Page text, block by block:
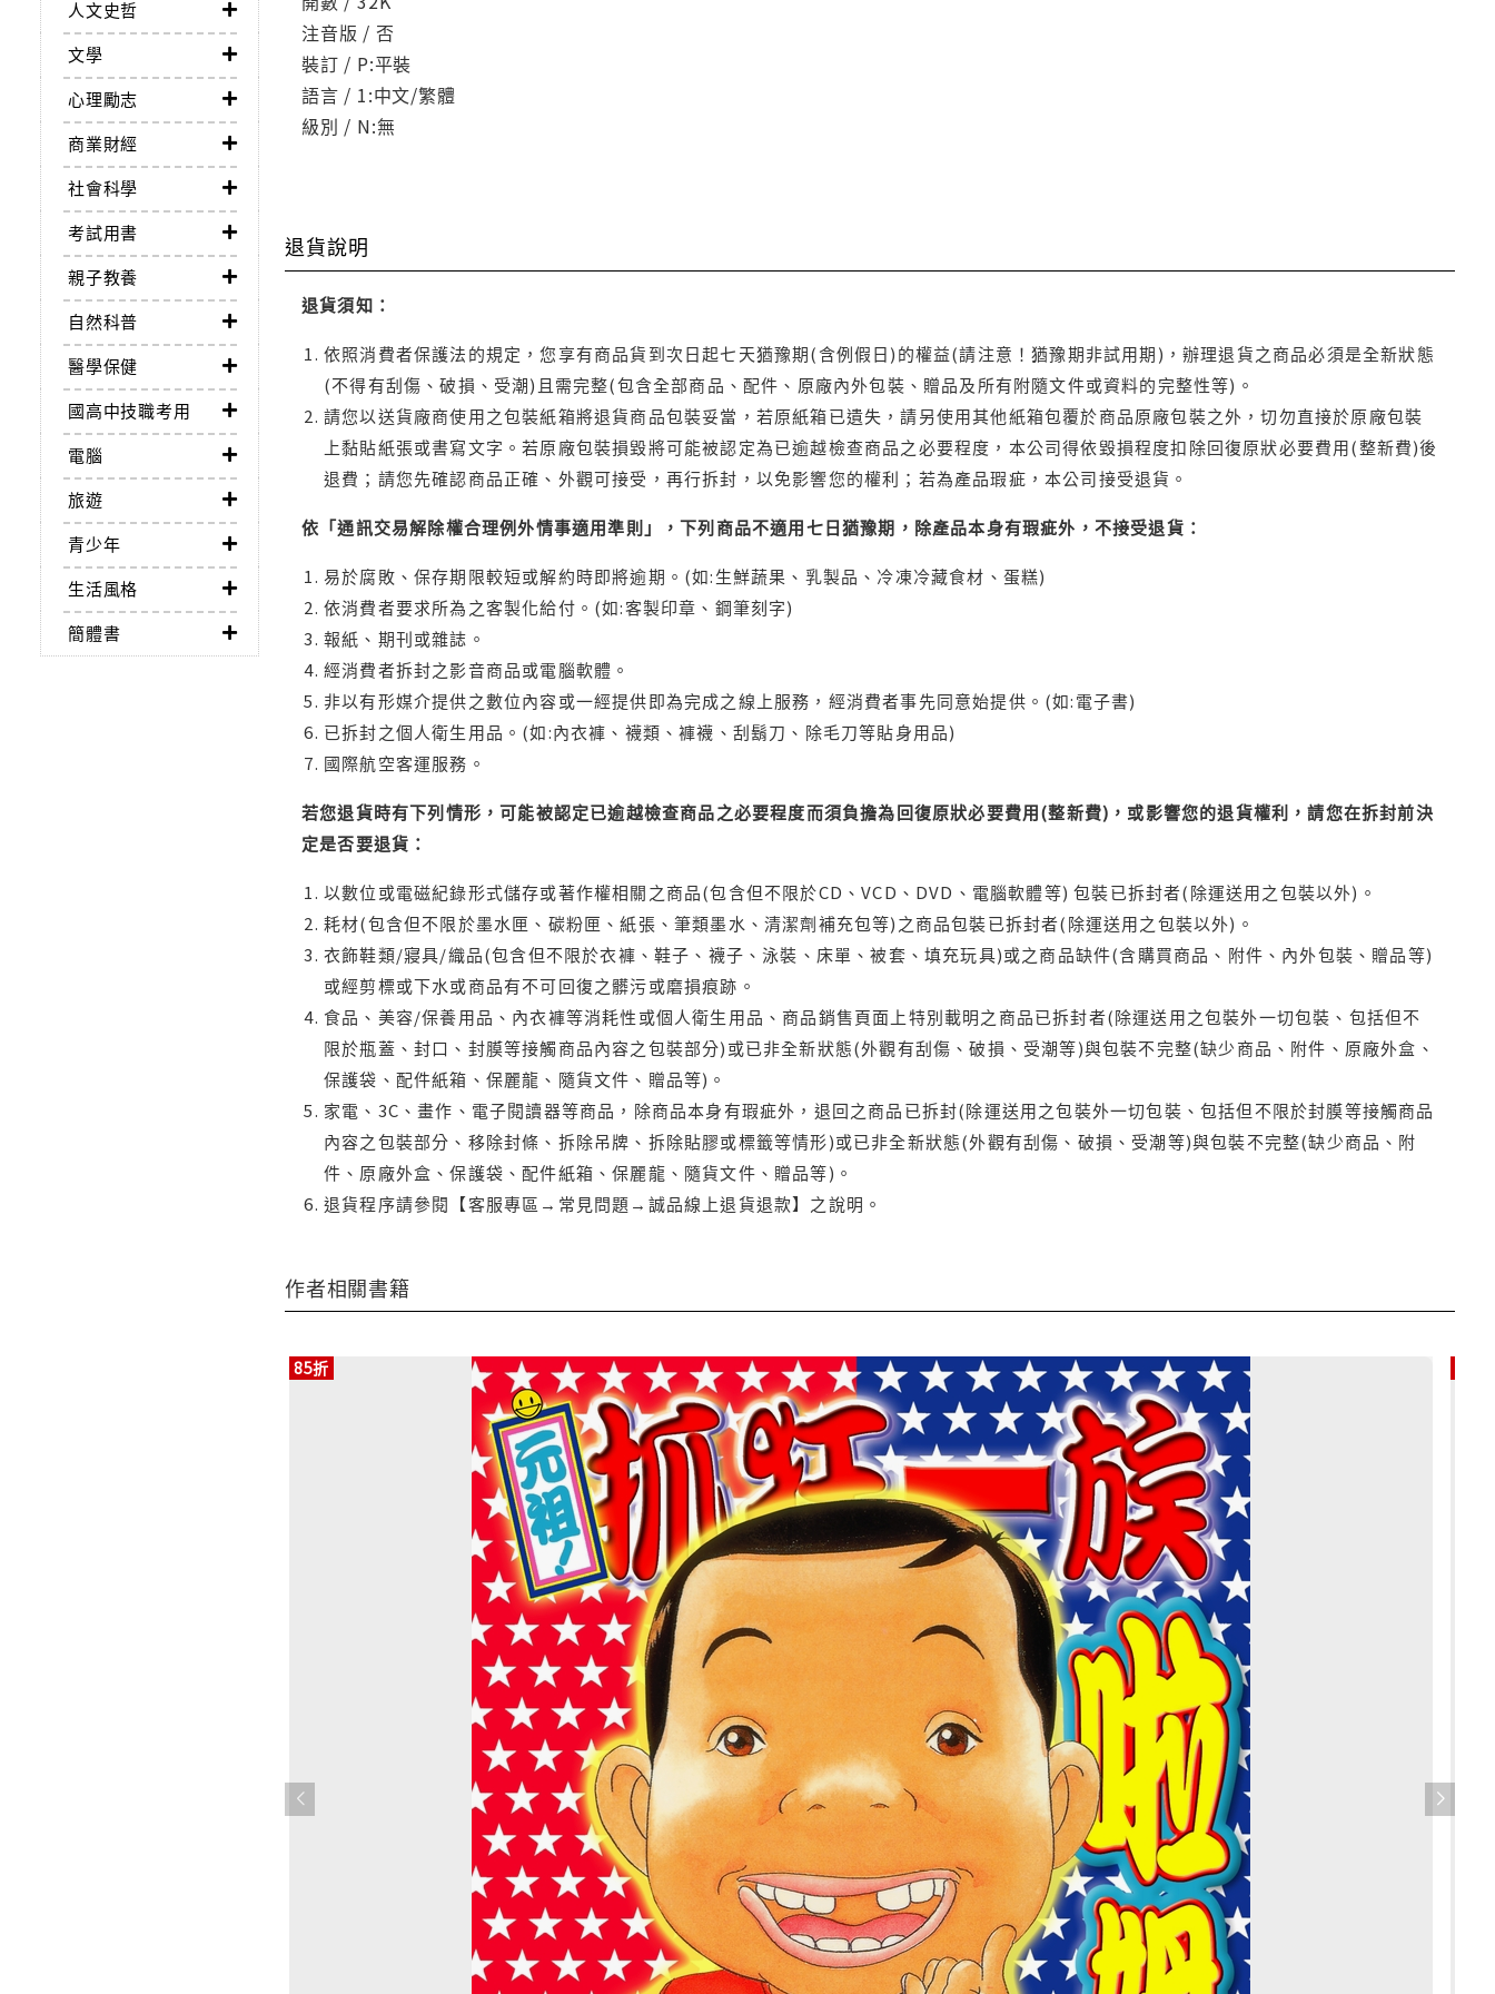
人文史哲
文學
心理勵志
商業財經
社會科學
考試用書
親子教養
自然科普
醫學保健
國高中技職考用
電腦
旅遊
青少年
生活風格
簡體書
注音版 / 否
裝訂 / P:平裝
語言 / 1:中文/繁體
級別 / N:無
退貨說明
退貨須知：
依照消費者保護法的規定，您享有商品貨到次日起七天猶豫期(含例假日)的權益(請注意！猶豫期非試用期)，辦理退貨之商品必須是全新狀態
(不得有刮傷、破損、受潮)且需完整(包含全部商品、配件、原廠內外包裝、贈品及所有附隨文件或資料的完整性等)。
請您以送貨廠商使用之包裝紙箱將退貨商品包裝妥當，若原紙箱已遺失，請另使用其他紙箱包覆於商品原廠包裝之外，切勿直接於原廠包裝
上黏貼紙張或書寫文字。若原廠包裝損毀將可能被認定為已逾越檢查商品之必要程度，本公司得依毀損程度扣除回復原狀必要費用(整新費)後
退費；請您先確認商品正確、外觀可接受，再行拆封，以免影響您的權利；若為產品瑕疵，本公司接受退貨。
依「通訊交易解除權合理例外情事適用準則」，下列商品不適用七日猶豫期，除產品本身有瑕疵外，不接受退貨：
易於腐敗、保存期限較短或解約時即將逾期。(如:生鮮蔬果、乳製品、冷凍冷藏食材、蛋糕)
依消費者要求所為之客製化給付。(如:客製印章、鋼筆刻字)
報紙、期刊或雜誌。
經消費者拆封之影音商品或電腦軟體。
非以有形媒介提供之數位內容或一經提供即為完成之線上服務，經消費者事先同意始提供。(如:電子書)
已拆封之個人衛生用品。(如:內衣褲、襪類、褲襪、刮鬍刀、除毛刀等貼身用品)
國際航空客運服務。
若您退貨時有下列情形，可能被認定已逾越檢查商品之必要程度而須負擔為回復原狀必要費用(整新費)，或影響您的退貨權利，請您在拆封前決
定是否要退貨：
以數位或電磁紀錄形式儲存或著作權相關之商品(包含但不限於CD、VCD、DVD、電腦軟體等) 包裝已拆封者(除運送用之包裝以外)。
耗材(包含但不限於墨水匣、碳粉匣、紙張、筆類墨水、清潔劑補充包等)之商品包裝已拆封者(除運送用之包裝以外)。
衣飾鞋類/寢具/織品(包含但不限於衣褲、鞋子、襪子、泳裝、床單、被套、填充玩具)或之商品缺件(含購買商品、附件、內外包裝、贈品等)
或經剪標或下水或商品有不可回復之髒污或磨損痕跡。
食品、美容/保養用品、內衣褲等消耗性或個人衛生用品、商品銷售頁面上特別載明之商品已拆封者(除運送用之包裝外一切包裝、包括但不
限於瓶蓋、封口、封膜等接觸商品內容之包裝部分)或已非全新狀態(外觀有刮傷、破損、受潮等)與包裝不完整(缺少商品、附件、原廠外盒、
保護袋、配件紙箱、保麗龍、隨貨文件、贈品等)。
家電、3C、畫作、電子閱讀器等商品，除商品本身有瑕疵外，退回之商品已拆封(除運送用之包裝外一切包裝、包括但不限於封膜等接觸商品
內容之包裝部分、移除封條、拆除吊牌、拆除貼膠或標籤等情形)或已非全新狀態(外觀有刮傷、破損、受潮等)與包裝不完整(缺少商品、附
件、原廠外盒、保護袋、配件紙箱、保麗龍、隨貨文件、贈品等)。
退貨程序請參閱【客服專區→常見問題→誠品線上退貨退款】之說明。
作者相關書籍
85折